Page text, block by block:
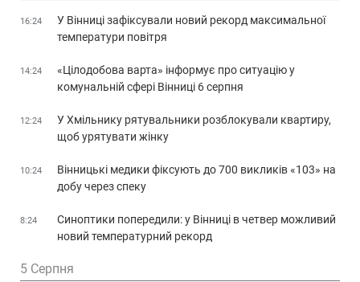
16:24
У Вінниці зафіксували новий рекорд максимальної
температури повітря
14:24
«Цілодобова варта» інформує про ситуацію у
комунальній сфері Вінниці 6 серпня
12:24
У Хмільнику рятувальники розблокували квартиру,
щоб урятувати жінку
10:24
Вінницькі медики фіксують до 700 викликів «103» на
добу через спеку
8:24
Синоптики попередили: у Вінниці в четвер можливий
новий температурний рекорд
5 Серпня